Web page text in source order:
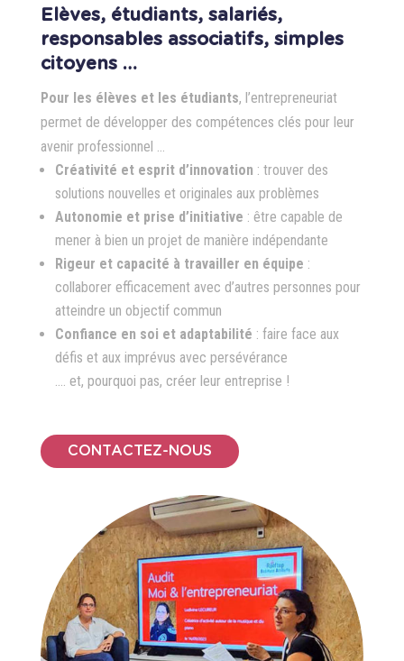
Elèves, étudiants, salariés,
responsables associatifs, simples
citoyens …
Pour les élèves et les étudiants, l’entrepreneuriat
permet de développer des compétences clés pour leur
avenir professionnel …
Créativité et esprit d’innovation : trouver des
solutions nouvelles et originales aux problèmes
Autonomie et prise d’initiative : être capable de
mener à bien un projet de manière indépendante
Rigeur et capacité à travailler en équipe :
collaborer efficacement avec d’autres personnes pour
atteindre un objectif commun
Confiance en soi et adaptabilité : faire face aux
défis et aux imprévus avec persévérance
…. et, pourquoi pas, créer leur entreprise !
CONTACTEZ-NOUS